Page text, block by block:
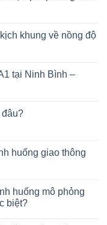
khung về nồng độ
tại Ninh Bình –
huống giao thông
huống mô phỏng
biệt?